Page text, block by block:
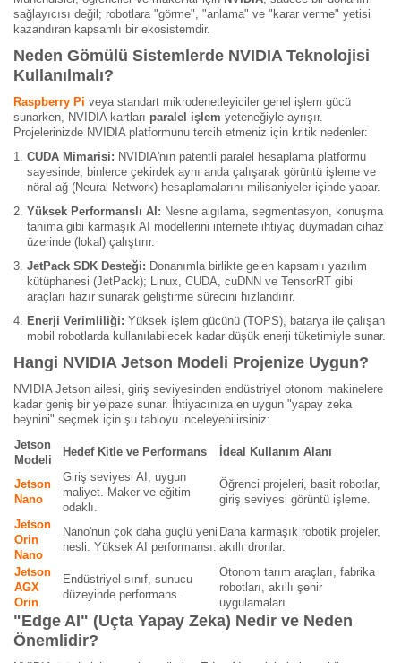
sağlayıcısı değil; robotlara "görme", "anlama" ve "karar verme" yetisi
kazandıran kapsamlı bir ekosistemdir.
Neden Gömülü Sistemlerde NVIDIA Teknolojisi
Kullanılmalı?
Raspberry Pi veya standart mikrodenetleyiciler genel işlem gücü
sunarken, NVIDIA kartları paralel işlem yeteneğiyle ayrışır.
Projelerinizde NVIDIA platformunu tercih etmeniz için kritik nedenler:
CUDA Mimarisi: NVIDIA'nın patentli paralel hesaplama platformu
sayesinde, binlerce çekirdek aynı anda çalışarak görüntü işleme ve
nöral ağ (Neural Network) hesaplamalarını milisaniyeler içinde yapar.
Yüksek Performanslı AI: Nesne algılama, segmentasyon, konuşma
tanıma gibi karmaşık AI modellerini internete ihtiyaç duymadan cihaz
üzerinde (lokal) çalıştırır.
JetPack SDK Desteği: Donanımla birlikte gelen kapsamlı yazılım
kütüphanesi (JetPack); Linux, CUDA, cuDNN ve TensorRT gibi
araçları hazır sunarak geliştirme sürecini hızlandırır.
Enerji Verimliliği: Yüksek işlem gücünü (TOPS), batarya ile çalışan
mobil robotlarda kullanılabilecek kadar düşük enerji tüketimiyle sunar.
Hangi NVIDIA Jetson Modeli Projenize Uygun?
NVIDIA Jetson ailesi, giriş seviyesinden endüstriyel otonom makinelere
kadar geniş bir yelpaze sunar. İhtiyacınıza en uygun "yapay zeka
beynini" seçmek için şu tabloyu inceleyebilirsiniz:
Jetson
Modeli
Hedef Kitle ve Performans İdeal Kullanım Alanı
Jetson
Nano
Giriş seviyesi AI, uygun
maliyet. Maker ve eğitim
odaklı.
Öğrenci projeleri, basit robotlar,
giriş seviyesi görüntü işleme.
Jetson
Orin
Nano
Nano'nun çok daha güçlü yeni
nesli. Yüksek AI performansı.
Daha karmaşık robotik projeler,
akıllı dronlar.
Jetson
AGX
Orin
Endüstriyel sınıf, sunucu
düzeyinde performans.
Otonom tarım araçları, fabrika
robotları, akıllı şehir
uygulamaları.
"Edge AI" (Uçta Yapay Zeka) Nedir ve Neden
Önemlidir?